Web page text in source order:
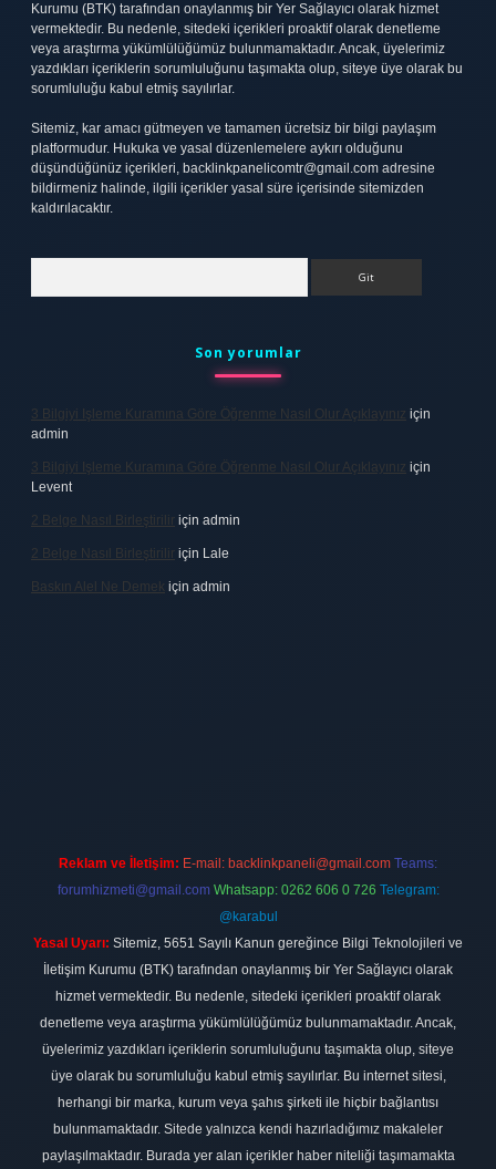
Kurumu (BTK) tarafından onaylanmış bir Yer Sağlayıcı olarak hizmet
vermektedir. Bu nedenle, sitedeki içerikleri proaktif olarak denetleme
veya araştırma yükümlülüğümüz bulunmamaktadır. Ancak, üyelerimiz
yazdıkları içeriklerin sorumluluğunu taşımakta olup, siteye üye olarak bu
sorumluluğu kabul etmiş sayılırlar.
Sitemiz, kar amacı gütmeyen ve tamamen ücretsiz bir bilgi paylaşım
platformudur. Hukuka ve yasal düzenlemelere aykırı olduğunu
düşündüğünüz içerikleri, backlinkpanelicomtr@gmail.com adresine
bildirmeniz halinde, ilgili içerikler yasal süre içerisinde sitemizden
kaldırılacaktır.
Son yorumlar
3 Bilgiyi Işleme Kuramına Göre Öğrenme Nasıl Olur Açıklayınız için
admin
3 Bilgiyi Işleme Kuramına Göre Öğrenme Nasıl Olur Açıklayınız için
Levent
2 Belge Nasıl Birleştirilir için admin
2 Belge Nasıl Birleştirilir için Lale
Baskın Alel Ne Demek için admin
Reklam ve İletişim: E-mail: backlinkpaneli@gmail.com Teams:
forumhizmeti@gmail.com Whatsapp: 0262 606 0 726 Telegram:
@karabul
Yasal Uyarı: Sitemiz, 5651 Sayılı Kanun gereğince Bilgi Teknolojileri ve
İletişim Kurumu (BTK) tarafından onaylanmış bir Yer Sağlayıcı olarak
hizmet vermektedir. Bu nedenle, sitedeki içerikleri proaktif olarak
denetleme veya araştırma yükümlülüğümüz bulunmamaktadır. Ancak,
üyelerimiz yazdıkları içeriklerin sorumluluğunu taşımakta olup, siteye
üye olarak bu sorumluluğu kabul etmiş sayılırlar. Bu internet sitesi,
herhangi bir marka, kurum veya şahıs şirketi ile hiçbir bağlantısı
bulunmamaktadır. Sitede yalnızca kendi hazırladığımız makaleler
paylaşılmaktadır. Burada yer alan içerikler haber niteliği taşımamakta